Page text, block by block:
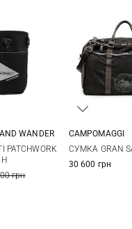
WANDER
PATCHWORK
грн
CAMPOMAGGI
СУМКА GRAN
30 600 грн